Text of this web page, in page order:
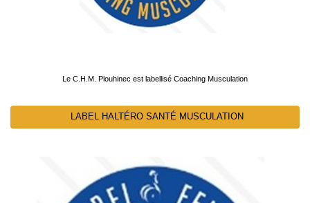
Le C.H.M. Plouhinec est labellisé Coaching Musculation
LABEL HALTÉRO SANTÉ MUSCULATION